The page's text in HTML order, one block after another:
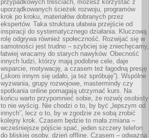
przypadkowych treściach, możesz korzystać z
uporządkowanych ścieżek rozwoju, programów
krok po kroku, materiałów dobranych przez
ekspertów. Taka struktura ułatwia przejście od
inspiracji do systematycznego działania. Kluczową
rolę odgrywa również społeczność. Rozwijać się w
samotności jest trudno – szybciej się zniechęcamy,
łatwiej wracamy do starych nawyków. Obecność
innych ludzi, którzy mają podobne cele, daje
wsparcie, motywację, a czasem też łagodną presję
(„skoro innym się udało, ja też spróbuję”). Wspólne
wyzwania, grupy rozwojowe, mastermindy czy
spotkania online pomagają utrzymać kurs. Na
końcu warto przypomnieć sobie, że rozwój osobisty
to nie wyścig. Nie chodzi o to, by być „lepszym od
innych”, lecz o to, by w zgodzie ze sobą zrobić
kolejny krok. Czasem będzie to mała zmiana –
wcześniejsze pójście spać, jeden szczery telefon
do bliskiej osoby, dzień offline. Czasem – odważna